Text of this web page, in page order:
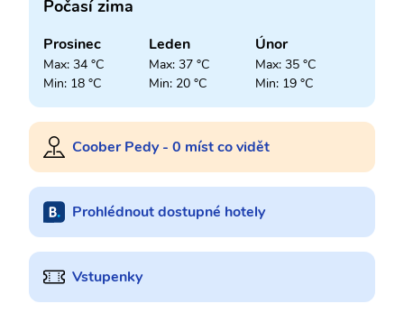
Počasí zima
Prosinec
Max: 34 °C
Min: 18 °C
Leden
Max: 37 °C
Min: 20 °C
Únor
Max: 35 °C
Min: 19 °C
Coober Pedy - 0 míst co vidět
Prohlédnout dostupné hotely
Vstupenky